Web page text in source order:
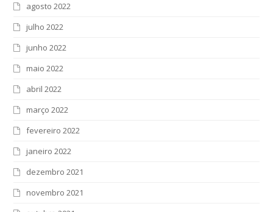
agosto 2022
julho 2022
junho 2022
maio 2022
abril 2022
março 2022
fevereiro 2022
janeiro 2022
dezembro 2021
novembro 2021